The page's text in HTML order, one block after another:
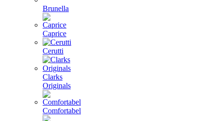
Brunella
Caprice
Cerutti
Clarks
Originals
Comfortabel